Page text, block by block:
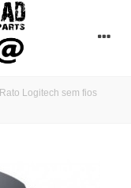
Rato Logitech sem fios